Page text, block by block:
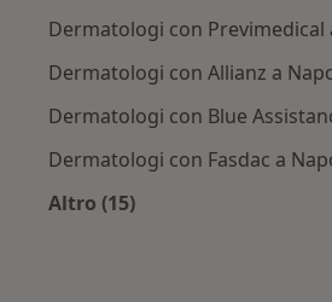
Dermatologi con Previmedical
Dermatologi con Allianz a
Dermatologi con Blue
Dermatologi con Fasdac a
Altro (15)